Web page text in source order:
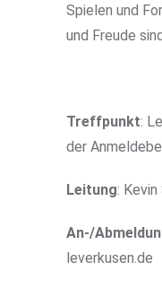
Spielen und
und Freude
Treffpunkt:
der
Leitung:
An-/
leverkusen.de